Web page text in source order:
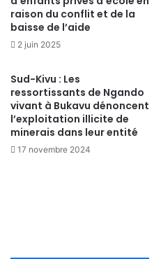
raison du conflit et de la
baisse de l’aide
2 juin 2025
Sud-Kivu : Les
ressortissants de Ngando
vivant à Bukavu dénoncent
l’exploitation illicite de
minerais dans leur entité
17 novembre 2024